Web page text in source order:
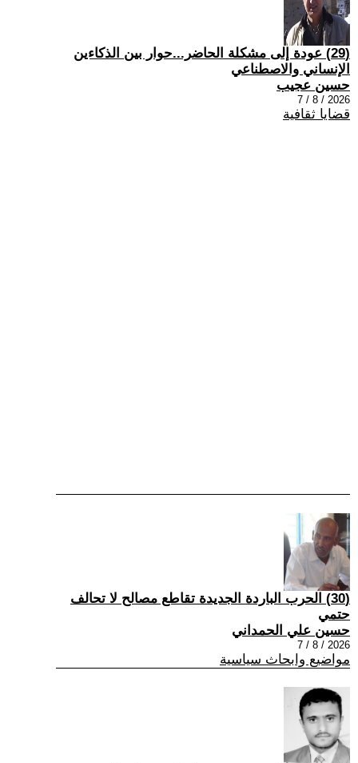
(29) عودة إلى مشكلة الحاضر...حوار بين الذكاءين
الإنساني والاصطناعي
حسين عجيب
2026 / 8 / 7
قضايا ثقافية
(30) الحرب الباردة الجديدة تقاطع مصالح لا تحالف
حتمي
حسين علي الحمداني
2026 / 8 / 7
مواضيع وابحاث سياسية